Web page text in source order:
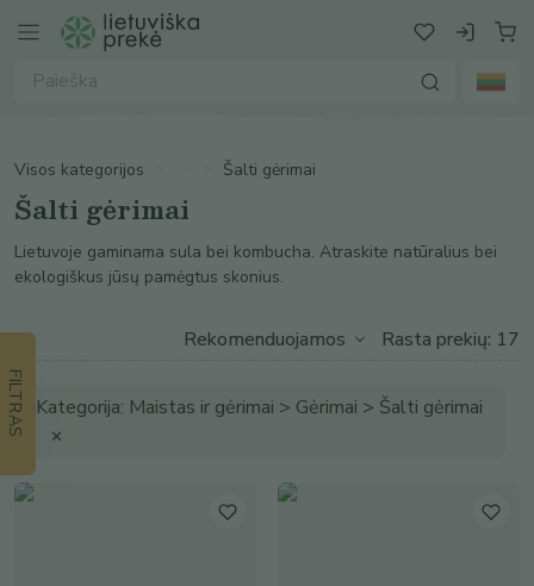
Visos kategorijos Šalti gėrimai
Šalti gėrimai
Lietuvoje gaminama sula bei kombucha. Atraskite natūralius bei
ekologiškus jūsų pamėgtus skonius.
FILTRAS
Rasta prekių: 17
Kategorija: Maistas ir gėrimai > Gėrimai > Šalti gėrimai
✕